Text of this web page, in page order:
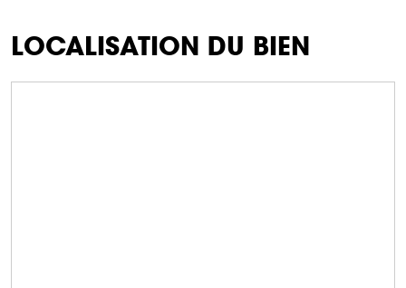
LOCALISATION DU BIEN